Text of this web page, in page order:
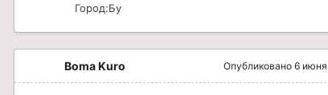
Город:Бу
Boma Kuro Опубликовано 6